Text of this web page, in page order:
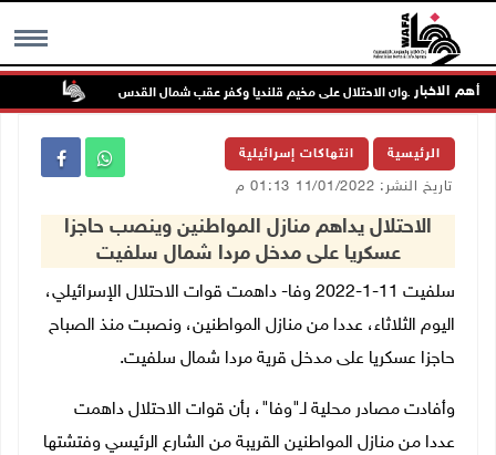
MENU أهم الاخبار
الرئيسية انتهاكات إسرائيلية
تاريخ النشر: 11/01/2022 01:13 م
الاحتلال يداهم منازل المواطنين وينصب حاجزا
عسكريا على مدخل مردا شمال سلفيت
سلفيت 11-1-2022 وفا- داهمت قوات الاحتلال الإسرائيلي،
اليوم الثلاثاء، عددا من منازل المواطنين، ونصبت منذ الصباح
حاجزا عسكريا على مدخل قرية مردا شمال سلفيت.
وأفادت مصادر محلية لـ"وفا"، بأن قوات الاحتلال داهمت
عددا من منازل المواطنين القريبة من الشارع الرئيسي وفتشتها